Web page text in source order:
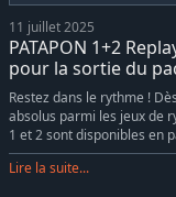
11 juillet 2025
PATAPON 1+2
pour la sortie du
Restez dans le rythme !
absolus parmi les jeux de
1 et 2 sont disponibles en
Lire la suite...